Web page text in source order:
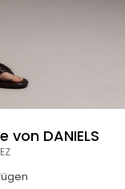
DANIELS